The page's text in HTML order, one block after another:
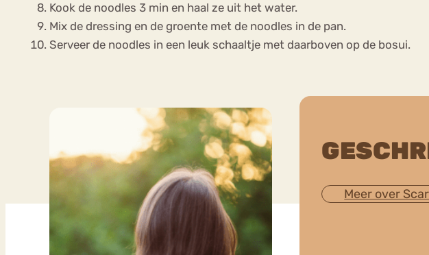
Kook de noodles 3 min en haal ze uit het water.
Mix de dressing en de groente met de noodles in de pan.
Serveer de noodles in een leuk schaaltje met daarboven op de bosui.
Meer over